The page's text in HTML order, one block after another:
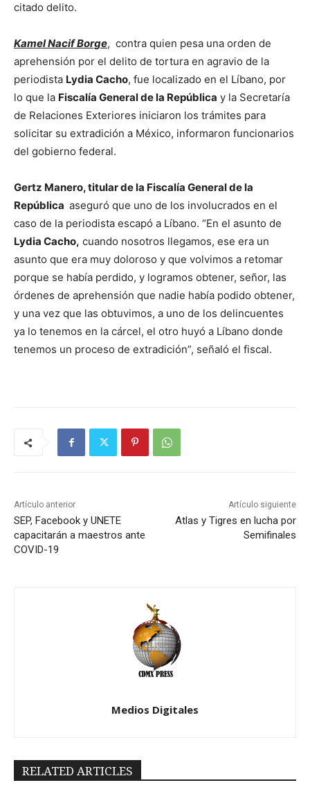
citado delito.
Kamel Nacif Borge, contra quien pesa una orden de
aprehensión por el delito de tortura en agravio de la
periodista Lydia Cacho, fue localizado en el Líbano, por
lo que la Fiscalía General de la República y la Secretaría
de Relaciones Exteriores iniciaron los trámites para
solicitar su extradición a México, informaron funcionarios
del gobierno federal.
Gertz Manero, titular de la Fiscalía General de la
República aseguró que uno de los involucrados en el
caso de la periodista escapó a Líbano. “En el asunto de
Lydia Cacho, cuando nosotros llegamos, ese era un
asunto que era muy doloroso y que volvimos a retomar
porque se había perdido, y logramos obtener, señor, las
órdenes de aprehensión que nadie había podido obtener,
y una vez que las obtuvimos, a uno de los delincuentes
ya lo tenemos en la cárcel, el otro huyó a Líbano donde
tenemos un proceso de extradición”, señaló el fiscal.
Artículo anterior
SEP, Facebook y UNETE
capacitarán a maestros ante
COVID-19
Artículo siguiente
Atlas y Tigres en lucha por
Semifinales
Medios Digitales
RELATED ARTICLES